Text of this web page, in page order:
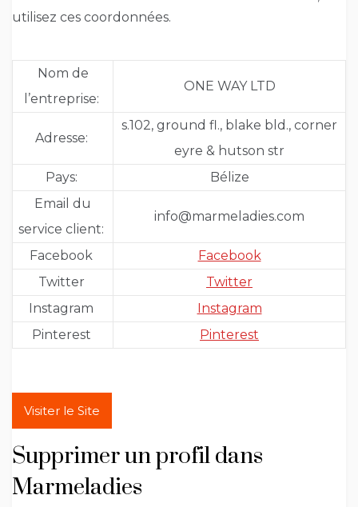
utilisez ces coordonnées.
Nom de
l’entreprise:
ONE WAY LTD
Adresse:
s.102, ground fl., blake bld., corner
eyre & hutson str
Pays:
Bélize
Email du
service client:
info@marmeladies.com
Facebook
Facebook
Twitter
Twitter
Instagram
Instagram
Pinterest
Pinterest
Visiter le Site
Supprimer un profil dans
Marmeladies